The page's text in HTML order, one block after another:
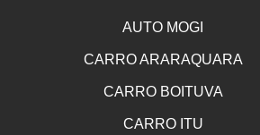
AUTO MOGI
CARRO ARARAQUARA
CARRO BOITUVA
CARRO ITU